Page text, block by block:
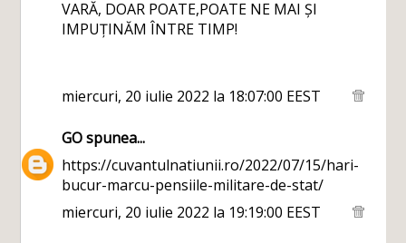
VARĂ, DOAR POATE,POATE NE MAI ȘI
IMPUȚINĂM ÎNTRE TIMP!
miercuri, 20 iulie 2022 la 18:07:00 EEST
GOspunea...
https://cuvantulnatiunii.ro/2022/07/15/hari-
bucur-marcu-pensiile-militare-de-stat/
miercuri, 20 iulie 2022 la 19:19:00 EEST